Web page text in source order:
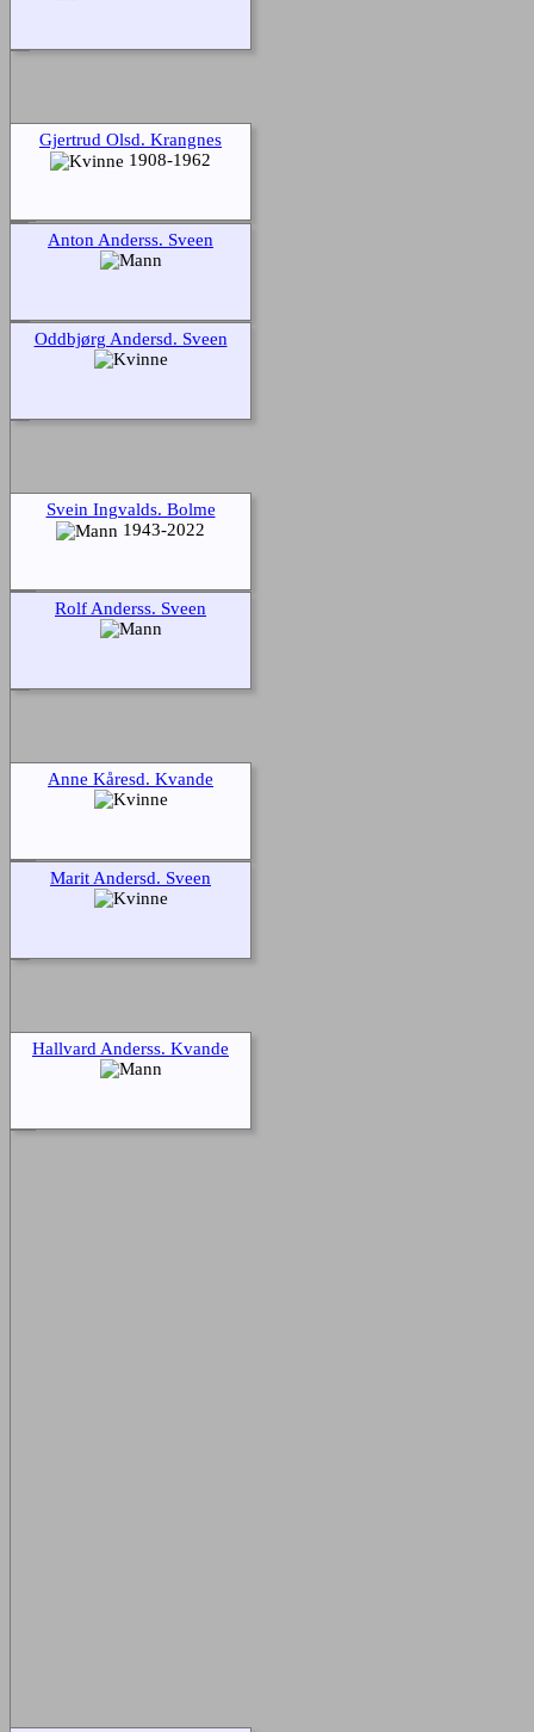
Gjertrud Olsd. Krangnes
1908-1962
Anton Anderss. Sveen
Oddbjørg Andersd. Sveen
Svein Ingvalds. Bolme
1943-2022
Rolf Anderss. Sveen
Anne Kåresd. Kvande
Marit Andersd. Sveen
Hallvard Anderss. Kvande